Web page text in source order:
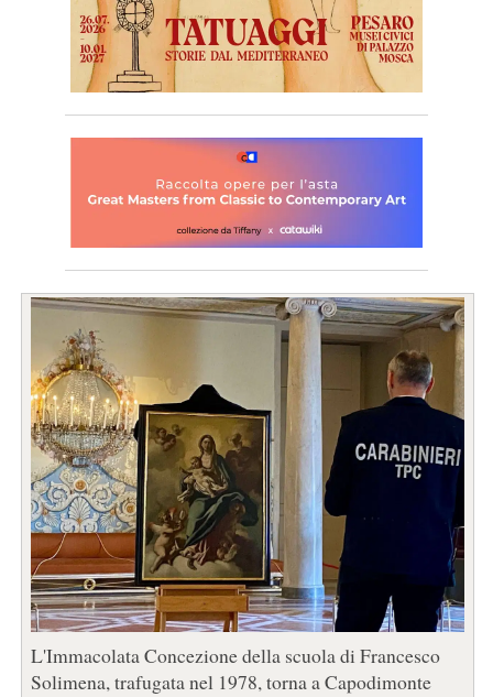
L'Immacolata Concezione della scuola di Francesco
Solimena, trafugata nel 1978, torna a Capodimonte